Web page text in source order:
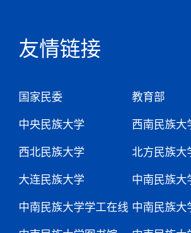
友情链接
国家民委 教育部
中央民族大学 西南民族大
西北民族大学 北方民族大
大连民族大学 中南民族大
中南民族大学学工在线 中南民族大